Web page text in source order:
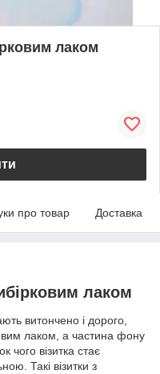
лаком
про товар Доставка
лаком
витончено і дорого,
лаком, а частина фону
чого візитка стає
Такі візитки з